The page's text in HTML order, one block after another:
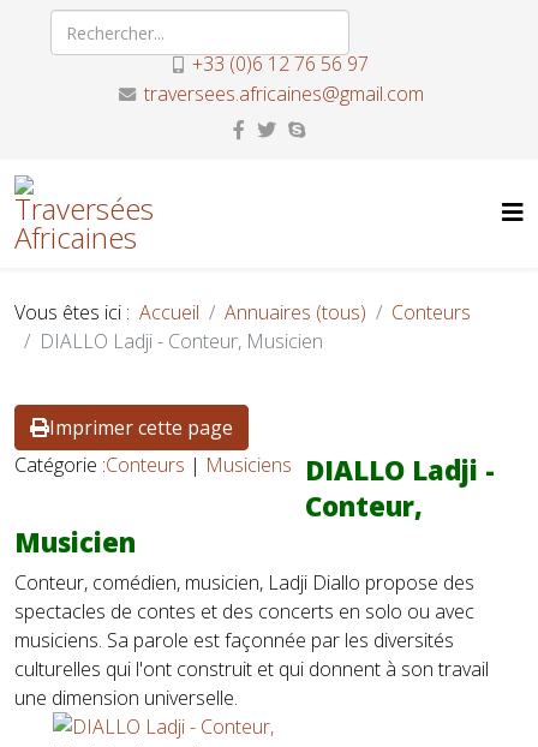
+33 (0)6 12 76 56 97
traversees.africaines@gmail.com
Vous êtes ici : Accueil Annuaires (tous)
Conteurs
DIALLO Ladji - Conteur, Musicien
Imprimer cette page
Catégorie :Conteurs | Musiciens
DIALLO Ladji -
Conteur,
Musicien
Conteur, comédien, musicien, Ladji Diallo propose des
spectacles de contes et des concerts en solo ou avec
musiciens. Sa parole est façonnée par les diversités
culturelles qui l'ont construit et qui donnent à son travail
une dimension universelle.